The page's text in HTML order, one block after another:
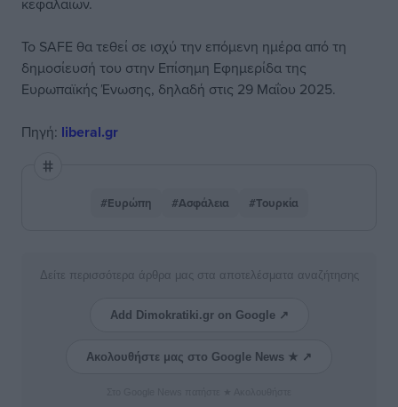
Το SAFE θα τεθεί σε ισχύ την επόμενη ημέρα από τη
δημοσίευσή του στην Επίσημη Εφημερίδα της
Ευρωπαϊκής Ένωσης, δηλαδή στις 29 Μαΐου 2025.
Πηγή: liberal.gr
#Ευρώπη #Ασφάλεια #Τουρκία
Δείτε περισσότερα άρθρα μας στα αποτελέσματα αναζήτησης
Add Dimokratiki.gr on Google ↗
Ακολουθήστε μας στο Google News ★ ↗